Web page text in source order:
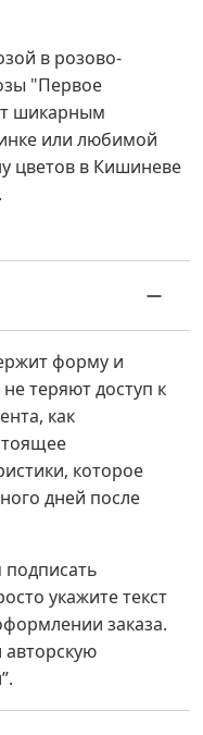
в розово-
"Первое
шикарным
или любимой
цветов в Кишиневе
форму и
теряют доступ к
как
которое
дней после
укажите текст
заказа.